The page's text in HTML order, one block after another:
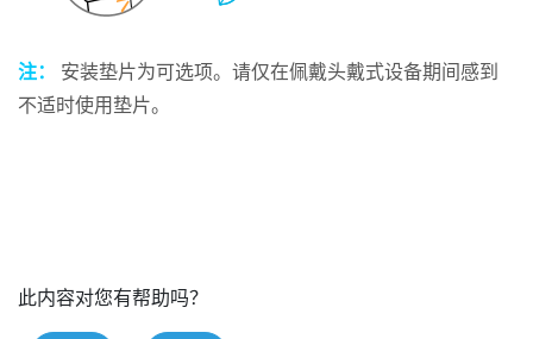
注： 安装垫片为可选项。请仅在佩戴头戴式设备期间感到
不适时使用垫片。
此内容对您有帮助吗？